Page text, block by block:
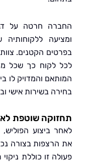
חרטה על דגלה את
ללקוחותיה שירות
הקטנים. צוותי
כך שכל מרצף
והמדויק לו ביותר.
בשירות אישי ובסטנדרט
שוטפת לאחר
ביצוע הפוליש, קיימת
בצורה נכונה כדי
זו כוללת ניקוי תקופתי